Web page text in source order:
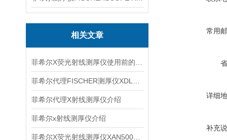
相关文章
菲希尔代理X射线测厚仪介绍
菲希尔x射线测厚仪介绍
常用
详细
补充